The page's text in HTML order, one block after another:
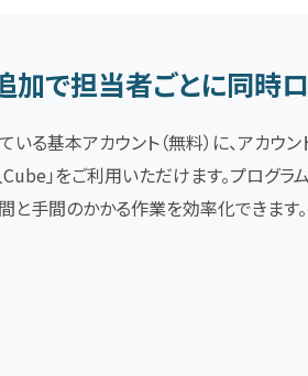
加で担当者ごとに同時
いる基本アカウント（無料）に、アカウ
」をご利用いただけます。プログラ
と手間のかかる作業を効率化できます。